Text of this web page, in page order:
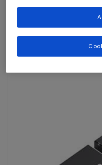
and Seamless High/